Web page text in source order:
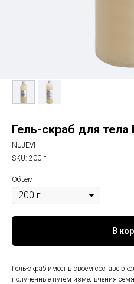
Гель-скраб для
NUJEVI
SKU: 200 г
Объем
В
Гель-скраб имеет в своем составе
полученные путем измельчения